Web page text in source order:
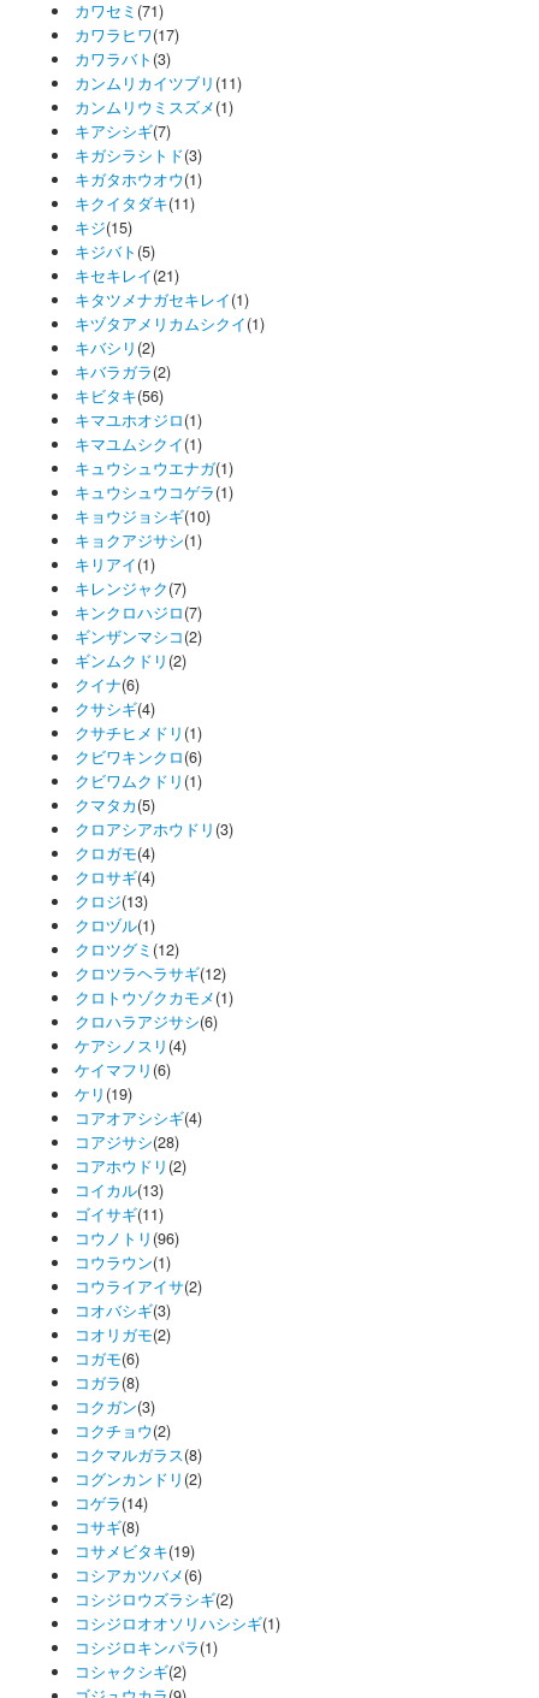
カワセミ (71)
カワラヒワ(17)
カワラバト (3)
カンムリカイツブリ (11)
カンムリウミスズメ(1)
キアシシギ(7)
キガシラシトド(3)
キガタホウオウ(1)
キクイタダキ(11)
キジ(15)
キジバト (5)
キセキレイ(21)
キタツメナガセキレイ(1)
キヅタアメリカムシクイ(1)
キバシリ (2)
キバラガラ(2)
キビタキ(56)
キマユホオジロ(1)
キマユムシクイ(1)
キュウシュウエナガ(1)
キュウシュウコゲラ(1)
キョウジョシギ(10)
キョクアジサシ(1)
キリアイ(1)
キレンジャク(7)
キンクロハジロ(7)
ギンザンマシコ(2)
ギンムクドリ (2)
クイナ(6)
クサシギ(4)
クサチヒメドリ (1)
クビワキンクロ(6)
クビワムクドリ (1)
クマタカ(5)
クロアシアホウドリ (3)
クロガモ(4)
クロサギ(4)
クロジ(13)
クロヅル(1)
クロツグミ (12)
クロツラヘラサギ(12)
クロトウゾクカモメ(1)
クロハラアジサシ(6)
ケアシノスリ (4)
ケイマフリ (6)
ケリ (19)
コアオアシシギ(4)
コアジサシ(28)
コアホウドリ (2)
コイカル(13)
ゴイサギ(11)
コウノトリ (96)
コウラウン(1)
コウライアイサ(2)
コオバシギ(3)
コオリガモ(2)
コガモ(6)
コガラ(8)
コクガン(3)
コクチョウ(2)
コクマルガラス(8)
コグンカンドリ (2)
コゲラ(14)
コサギ(8)
コサメビタキ(19)
コシアカツバメ(6)
コシジロウズラシギ(2)
コシジロオオソリハシシギ(1)
コシジロキンパラ(1)
コシャクシギ(2)